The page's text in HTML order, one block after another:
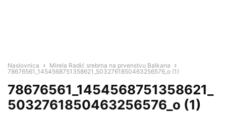
Naslovnica
Mirela Radić srebrna na prvenstvu Balkana
78676561_1454568751358621_5032761850463256576_o (1)
78676561_1454568751358621_
5032761850463256576_o (1)